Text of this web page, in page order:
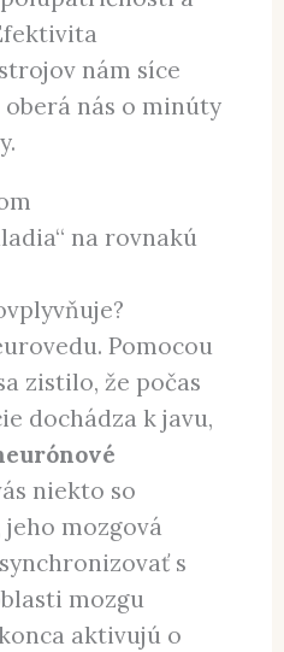
nám síce
nás o minúty
na rovnakú
Pomocou
zistilo, že počas
dochádza k javu,
niekto so
mozgová
s
mozgu
aktivujú o